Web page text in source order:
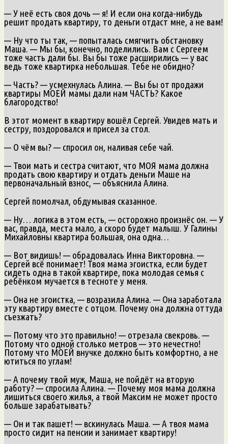
— У неё есть своя дочь — я! И если она когда-нибудь
решит продать квартиру, то деньги отдаст мне, а не вам!
— Ну что ты так, — попыталась смягчить обстановку
Маша. — Мы бы, конечно, поделились. Вам с Сергеем
тоже часть дали бы. Вы бы тоже расширились — у вас
ведь тоже квартирка небольшая. Тебе не обидно?
— Часть? — усмехнулась Алина. — Вы бы от продажи
квартиры МОЕЙ мамы дали нам ЧАСТЬ? Какое
благородство!
В этот момент в квартиру вошёл Сергей. Увидев мать и
сестру, поздоровался и присел за стол.
— О чём вы? — спросил он, наливая себе чай.
— Твои мать и сестра считают, что МОЯ мама должна
продать свою квартиру и отдать деньги Маше на
первоначальный взнос, — объяснила Алина.
Сергей помолчал, обдумывая сказанное.
— Ну… логика в этом есть, — осторожно произнёс он. — У
вас, правда, места мало, а скоро будет малыш. У Галины
Михайловны квартира большая, она одна…
— Вот видишь! — обрадовалась Инна Викторовна. —
Сергей всё понимает! Твоя мама эгоистка, если будет
сидеть одна в такой квартире, пока молодая семья с
ребёнком мучается в тесноте у меня.
— Она не эгоистка, — возразила Алина. — Она заработала
эту квартиру вместе с отцом. Почему она должна оттуда
съезжать?
— Потому что это правильно! — отрезала свекровь. —
Потому что одной столько метров — это нечестно!
Потому что МОЕЙ внучке должно быть комфортно, а не
ютиться по углам!
— А почему твой муж, Маша, не пойдёт на вторую
работу? — спросила Алина. — Почему моя мама должна
лишиться своего жилья, а твой Максим не может просто
больше зарабатывать?
— Он и так пашет! — вскинулась Маша. — А твоя мама
просто сидит на пенсии и занимает квартиру!